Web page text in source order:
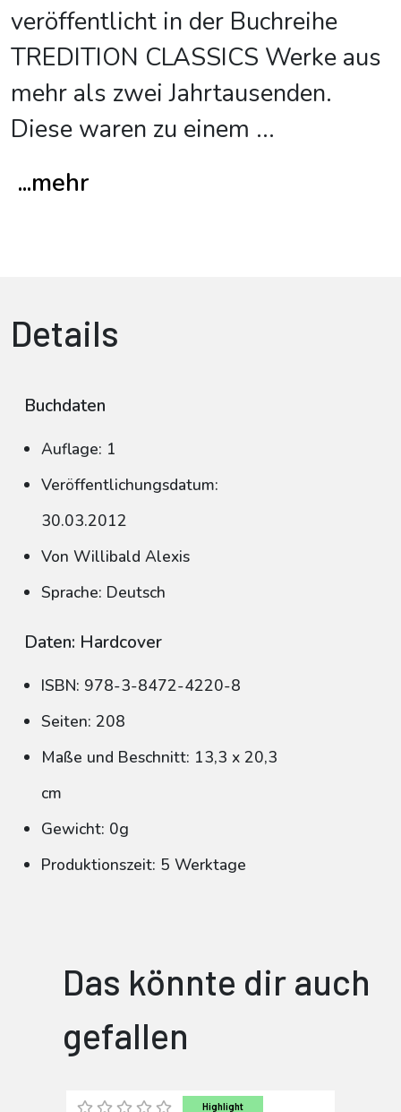
veröffentlicht in der Buchreihe
TREDITION CLASSICS Werke aus
mehr als zwei Jahrtausenden.
Diese waren zu einem ...
...mehr
Details
Buchdaten
Auflage: 1
Veröffentlichungsdatum:
30.03.2012
Von Willibald Alexis
Sprache: Deutsch
Daten: Hardcover
ISBN: 978-3-8472-4220-8
Seiten: 208
Maße und Beschnitt: 13,3 x 20,3
cm
Gewicht: 0g
Produktionszeit: 5 Werktage
Das könnte dir auch
gefallen
Highlight